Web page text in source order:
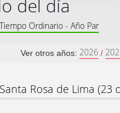
del día
Ordinario - Año Par
Ver otros años: 2026 /
Rosa de Lima (23